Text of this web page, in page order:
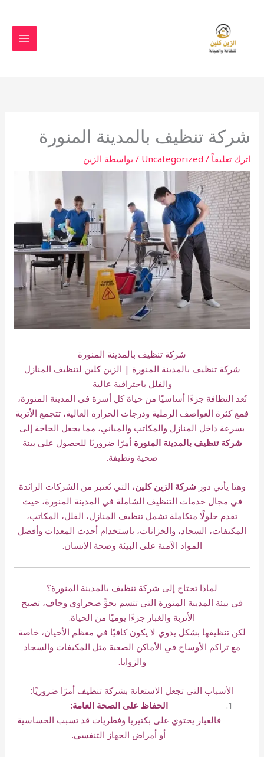
شركة تنظيف بالمدينة المنورة
اترك تعليقاً /
Uncategorized / بواسطة الزين
شركة تنظيف بالمدينة المنورة
شركة تنظيف بالمدينة المنورة | الزين كلين لتنظيف المنازل
والفلل باحترافية عالية
تُعد النظافة جزءًا أساسيًا من حياة كل أسرة في المدينة المنورة،
فمع كثرة العواصف الرملية ودرجات الحرارة العالية، تتجمع الأتربة
بسرعة داخل المنازل والمكاتب والمباني، مما يجعل الحاجة إلى
شركة تنظيف بالمدينة المنورة أمرًا ضروريًا للحصول على بيئة
صحية ونظيفة.
وهنا يأتي دور شركة الزين كلين، التي تُعتبر من الشركات الرائدة
في مجال خدمات التنظيف الشاملة في المدينة المنورة، حيث
تقدم حلولًا متكاملة تشمل تنظيف المنازل، الفلل، المكاتب،
المكيفات، السجاد، والخزانات، باستخدام أحدث المعدات وأفضل
المواد الآمنة على البيئة وصحة الإنسان.
لماذا تحتاج إلى شركة تنظيف بالمدينة المنورة؟
في بيئة المدينة المنورة التي تتسم بجوٍّ صحراوي وجاف، تصبح
الأتربة والغبار جزءًا يوميًا من الحياة.
لكن تنظيفها بشكل يدوي لا يكون كافيًا في معظم الأحيان، خاصة
مع تراكم الأوساخ في الأماكن الصعبة مثل المكيفات والسجاد
والزوايا.
الأسباب التي تجعل الاستعانة بشركة تنظيف أمرًا ضروريًا:
الحفاظ على الصحة العامة:
فالغبار يحتوي على بكتيريا وفطريات قد تسبب الحساسية
أو أمراض الجهاز التنفسي.